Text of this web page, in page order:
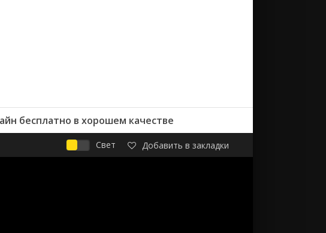
бесплатно в хорошем качестве
Свет Добавить в закладки